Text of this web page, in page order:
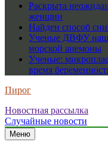
Раскрыта
женщин
Найден способ
Ученые ДВФУ
морской анемоны
Ученые:
время
Пирог
Новостная рассылка
Случайные новости
Меню